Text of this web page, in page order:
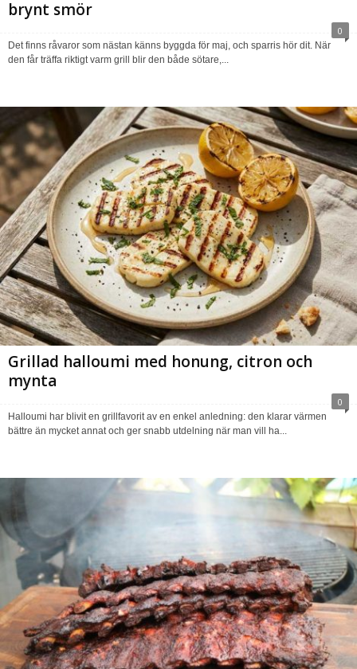
brynt smör
0
Det finns råvaror som nästan känns byggda för maj, och sparris hör dit. När
den får träffa riktigt varm grill blir den både sötare,...
Grillad halloumi med honung, citron och
mynta
0
Halloumi har blivit en grillfavorit av en enkel anledning: den klarar värmen
bättre än mycket annat och ger snabb utdelning när man vill ha...